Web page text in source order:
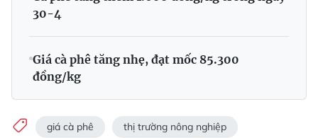
30-4
Giá cà phê tăng nhẹ, đạt mốc 85.300
đồng/kg
giá cà phê thị trường nông nghiệp